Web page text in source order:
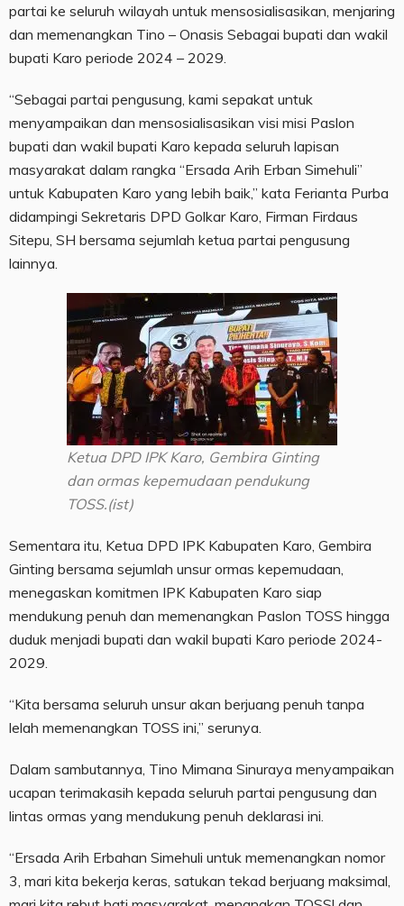
partai ke seluruh wilayah untuk mensosialisasikan, menjaring
dan memenangkan Tino – Onasis Sebagai bupati dan wakil
bupati Karo periode 2024 – 2029.
“Sebagai partai pengusung, kami sepakat untuk
menyampaikan dan mensosialisasikan visi misi Paslon
bupati dan wakil bupati Karo kepada seluruh lapisan
masyarakat dalam rangka “Ersada Arih Erban Simehuli”
untuk Kabupaten Karo yang lebih baik,” kata Ferianta Purba
didampingi Sekretaris DPD Golkar Karo, Firman Firdaus
Sitepu, SH bersama sejumlah ketua partai pengusung
lainnya.
Ketua DPD IPK Karo, Gembira Ginting
dan ormas kepemudaan pendukung
TOSS.(ist)
Sementara itu, Ketua DPD IPK Kabupaten Karo, Gembira
Ginting bersama sejumlah unsur ormas kepemudaan,
menegaskan komitmen IPK Kabupaten Karo siap
mendukung penuh dan memenangkan Paslon TOSS hingga
duduk menjadi bupati dan wakil bupati Karo periode 2024-
2029.
“Kita bersama seluruh unsur akan berjuang penuh tanpa
lelah memenangkan TOSS ini,” serunya.
Dalam sambutannya, Tino Mimana Sinuraya menyampaikan
ucapan terimakasih kepada seluruh partai pengusung dan
lintas ormas yang mendukung penuh deklarasi ini.
“Ersada Arih Erbahan Simehuli untuk memenangkan nomor
3, mari kita bekerja keras, satukan tekad berjuang maksimal,